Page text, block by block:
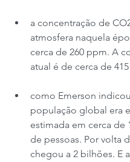
a concentração de
atmosfera naquela
cerca de 260 ppm. A
atual é de cerca de
como Emerson
população global era
estimada em cerca de
de pessoas. Por volta
chegou a 2 bilhões. E